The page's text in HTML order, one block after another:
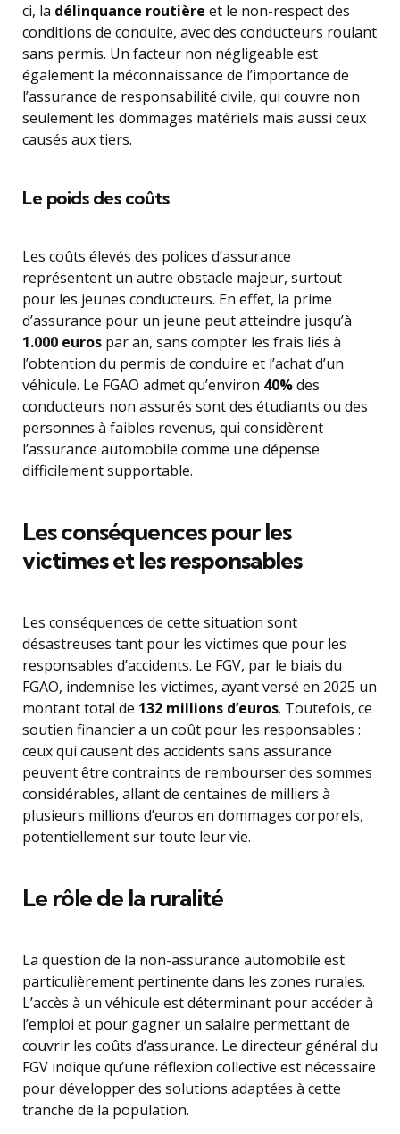
ci, la délinquance routière et le non-respect des
conditions de conduite, avec des conducteurs roulant
sans permis. Un facteur non négligeable est
également la méconnaissance de l’importance de
l’assurance de responsabilité civile, qui couvre non
seulement les dommages matériels mais aussi ceux
causés aux tiers.
Le poids des coûts
Les coûts élevés des polices d’assurance
représentent un autre obstacle majeur, surtout
pour les jeunes conducteurs. En effet, la prime
d’assurance pour un jeune peut atteindre jusqu’à
1.000 euros par an, sans compter les frais liés à
l’obtention du permis de conduire et l’achat d’un
véhicule. Le FGAO admet qu’environ 40%des
conducteurs non assurés sont des étudiants ou des
personnes à faibles revenus, qui considèrent
l’assurance automobile comme une dépense
difficilement supportable.
Les conséquences pour les
victimes et les responsables
Les conséquences de cette situation sont
désastreuses tant pour les victimes que pour les
responsables d’accidents. Le FGV, par le biais du
FGAO, indemnise les victimes, ayant versé en 2025 un
montant total de 132 millions d’euros. Toutefois, ce
soutien financier a un coût pour les responsables :
ceux qui causent des accidents sans assurance
peuvent être contraints de rembourser des sommes
considérables, allant de centaines de milliers à
plusieurs millions d’euros en dommages corporels,
potentiellement sur toute leur vie.
Le rôle de la ruralité
La question de la non-assurance automobile est
particulièrement pertinente dans les zones rurales.
L’accès à un véhicule est déterminant pour accéder à
l’emploi et pour gagner un salaire permettant de
couvrir les coûts d’assurance. Le directeur général du
FGV indique qu’une réflexion collective est nécessaire
pour développer des solutions adaptées à cette
tranche de la population.